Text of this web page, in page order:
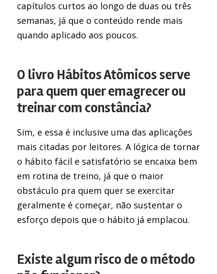
capítulos curtos ao longo de duas ou três
semanas, já que o conteúdo rende mais
quando aplicado aos poucos.
O livro Hábitos Atômicos serve
para quem quer emagrecer ou
treinar com constância?
Sim, e essa é inclusive uma das aplicações
mais citadas por leitores. A lógica de tornar
o hábito fácil e satisfatório se encaixa bem
em rotina de treino, já que o maior
obstáculo pra quem quer se exercitar
geralmente é começar, não sustentar o
esforço depois que o hábito já emplacou.
Existe algum risco de o método